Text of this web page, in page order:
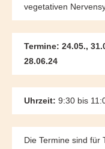
vegetativen
Termine: 24.05.,
28.06.24
Uhrzeit: 9:30 bis
Die Termine sind für